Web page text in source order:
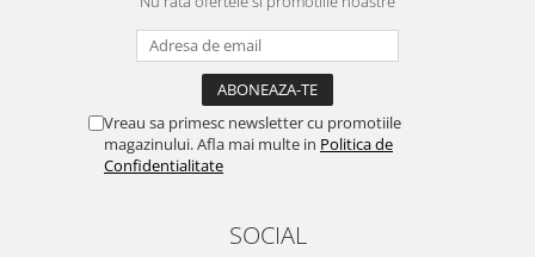
Vreau sa primesc newsletter cu promotiile
magazinului. Afla mai multe in Politica de
Confidentialitate
SOCIAL